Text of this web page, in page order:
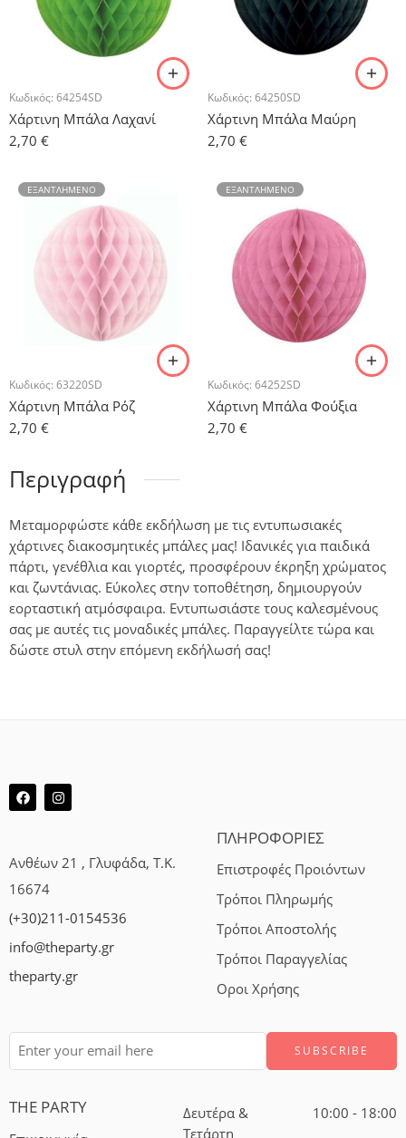
Κωδικός: 64254SD
Χάρτινη Μπάλα Λαχανί
2,70 €
Κωδικός: 64250SD
Χάρτινη Μπάλα Μαύρη
2,70 €
ΕΞΑΝΤΛΗΜΈΝΟ
Κωδικός: 63220SD
Χάρτινη Μπάλα Ρόζ
2,70 €
ΕΞΑΝΤΛΗΜΈΝΟ
Κωδικός: 64252SD
Χάρτινη Μπάλα Φούξια
2,70 €
Περιγραφή
Μεταμορφώστε κάθε εκδήλωση με τις εντυπωσιακές
χάρτινες διακοσμητικές μπάλες μας! Ιδανικές για παιδικά
πάρτι, γενέθλια και γιορτές, προσφέρουν έκρηξη χρώματος
και ζωντάνιας. Εύκολες στην τοποθέτηση, δημιουργούν
εορταστική ατμόσφαιρα. Εντυπωσιάστε τους καλεσμένους
σας με αυτές τις μοναδικές μπάλες. Παραγγείλτε τώρα και
δώστε στυλ στην επόμενη εκδήλωσή σας!
Ανθέων 21 , Γλυφάδα, Τ.Κ.
16674
(+30)211-0154536
info@theparty.gr
theparty.gr
ΠΛΗΡΟΦΟΡΙΕΣ
Επιστροφές Προιόντων
Τρόποι Πληρωμής
Τρόποι Αποστολής
Τρόποι Παραγγελίας
Οροι Χρήσης
THE PARTY
Δευτέρα &
Τετάρτη
10:00 - 18:00